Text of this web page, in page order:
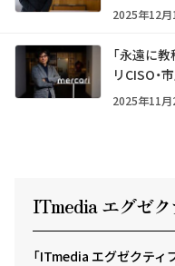
2025年12
「永遠に
リCISO・
2025年11
ITmedia エグゼク
「ITmedia エグゼクティ